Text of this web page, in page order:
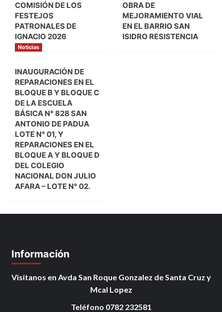
COMISIÓN DE LOS
FESTEJOS
PATRONALES DE
IGNACIO 2026
OBRA DE
MEJORAMIENTO VIAL
EN EL BARRIO SAN
ISIDRO RESISTENCIA
Noticias
INAUGURACIÓN DE
REPARACIONES EN EL
BLOQUE B Y BLOQUE C
DE LA ESCUELA
BÁSICA N° 828 SAN
ANTONIO DE PADUA
LOTE N° 01, Y
REPARACIONES EN EL
BLOQUE A Y BLOQUE D
DEL COLEGIO
NACIONAL DON JULIO
AFARA – LOTE N° 02.
Información
Visitanos en Avda San Roque Gonzalez de Santa Cruz y
Mcal Lopez
Teléfono 0782 232581